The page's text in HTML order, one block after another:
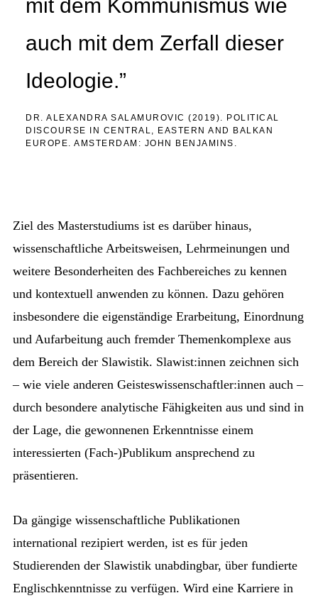
mit dem Kommunismus wie
auch mit dem Zerfall dieser
Ideologie.”
DR. ALEXANDRA SALAMUROVIC (2019). POLITICAL
DISCOURSE IN CENTRAL, EASTERN AND BALKAN
EUROPE. AMSTERDAM: JOHN BENJAMINS.
Ziel des Masterstudiums ist es darüber hinaus,
wissenschaftliche Arbeitsweisen, Lehrmeinungen und
weitere Besonderheiten des Fachbereiches zu kennen
und kontextuell anwenden zu können. Dazu gehören
insbesondere die eigenständige Erarbeitung, Einordnung
und Aufarbeitung auch fremder Themenkomplexe aus
dem Bereich der Slawistik. Slawist:innen zeichnen sich
– wie viele anderen Geisteswissenschaftler:innen auch –
durch besondere analytische Fähigkeiten aus und sind in
der Lage, die gewonnenen Erkenntnisse einem
interessierten (Fach-)Publikum ansprechend zu
präsentieren.
Da gängige wissenschaftliche Publikationen
international rezipiert werden, ist es für jeden
Studierenden der Slawistik unabdingbar, über fundierte
Englischkenntnisse zu verfügen. Wird eine Karriere in